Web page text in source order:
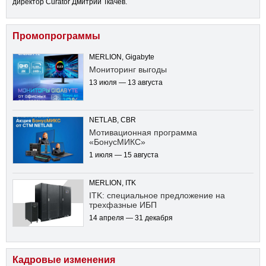
директор Curator Дмитрий Ткачев.
Промопрограммы
MERLION, Gigabyte
Мониторинг выгоды
13 июля — 13 августа
NETLAB, CBR
Мотивационная программа
«БонусМИКС»
1 июля — 15 августа
MERLION, ITK
ITK: специальное предложение на
трехфазные ИБП
14 апреля — 31 декабря
Кадровые изменения